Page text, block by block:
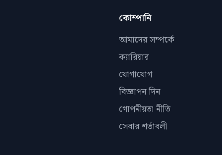
কোম্পানি
আমাদের সম্পর্কে
ক্যারিয়ার
যোগাযোগ
বিজ্ঞাপন দিন
গোপনীয়তা নীতি
সেবার শর্তাবলী